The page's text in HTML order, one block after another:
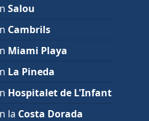
Salou
Cambrils
Miami Playa
La Pineda
Hospitalet de L'Infant
la Costa Dorada